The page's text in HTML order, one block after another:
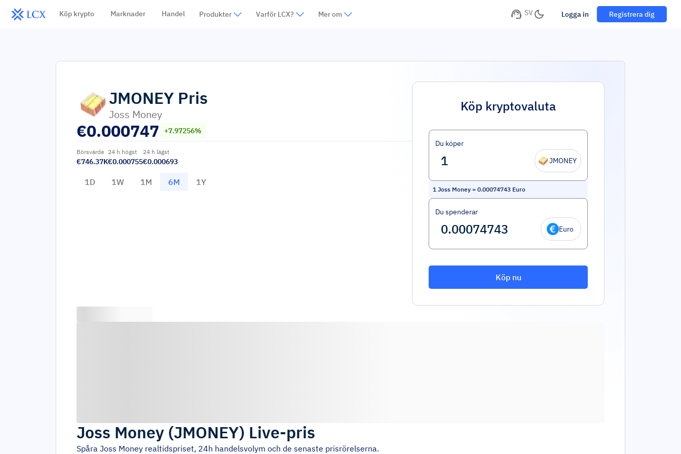
Köp krypto Marknader Handel Produkter Varför LCX? Mer om SV Logga in Registrera dig
JMONEY Pris
Joss Money
€0.000747 +7.97256%
Börsvärde
€746.37K
24 h högst
€0.000755
24 h lägst
€0.000693
1D 1W 1M 6M 1Y
Köp kryptovaluta
Du köper
JMONEY
1 Joss Money = 0.00074743 Euro
Du spenderar
Euro
Köp nu
Joss Money (JMONEY) Live-pris
Spåra Joss Money realtidspriset, 24h handelsvolym och de senaste prisrörelserna.